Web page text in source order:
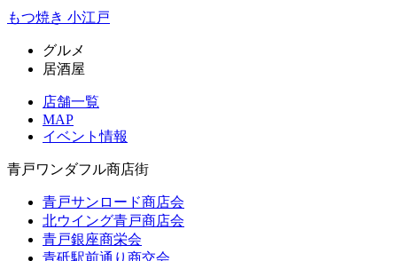
もつ焼き 小江戸
グルメ
居酒屋
店舗一覧
MAP
イベント情報
青戸ワンダフル商店街
青戸サンロード商店会
北ウイング青戸商店会
青戸銀座商栄会